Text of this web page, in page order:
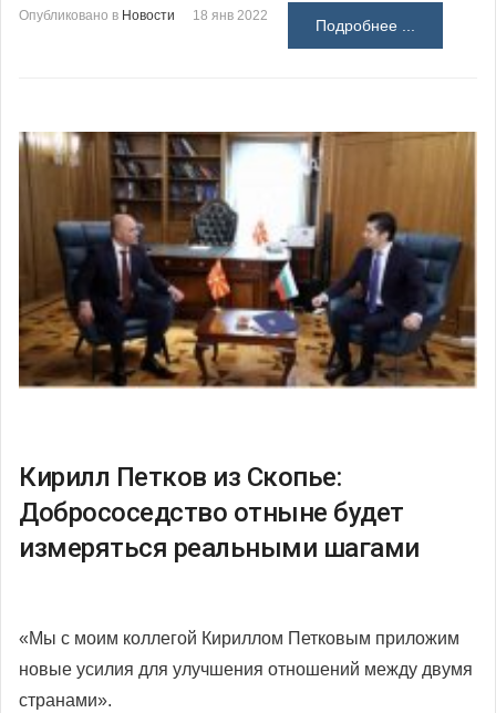
Опубликовано в Новости 18 янв 2022
Подробнее ...
Кирилл Петков из Скопье:
Добрососедство отныне будет
измеряться реальными шагами
«Мы с моим коллегой Кириллом Петковым приложим
новые усилия для улучшения отношений между двумя
странами».